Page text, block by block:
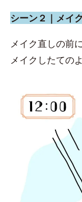
シーン２｜メイ
メイク直しの前
メイクしたての